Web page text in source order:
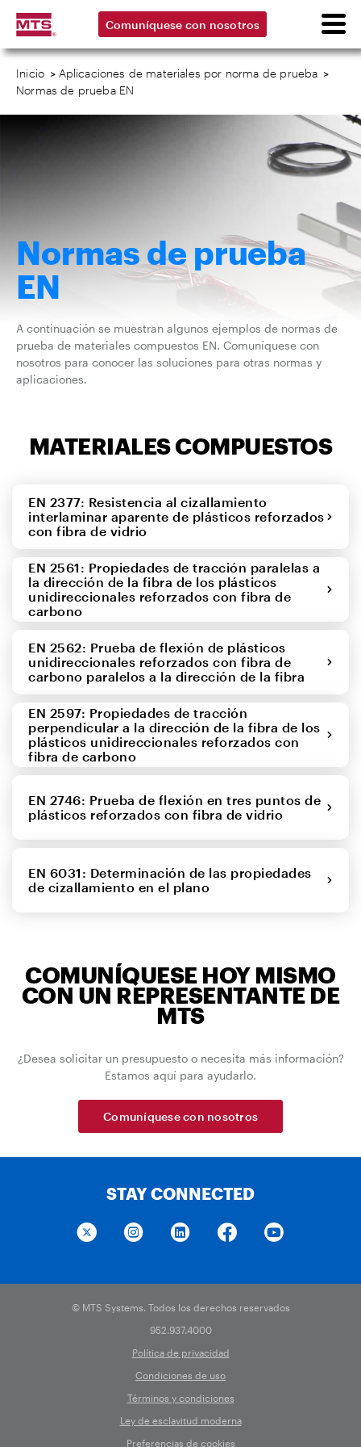
Comuníquese con nosotros
Inicio > Aplicaciones de materiales por norma de prueba >
Normas de prueba EN
Normas de prueba
EN
A continuación se muestran algunos ejemplos de normas de
prueba de materiales compuestos EN. Comuníquese con
nosotros para conocer las soluciones para otras normas y
aplicaciones.
MATERIALES COMPUESTOS
EN 2377: Resistencia al cizallamiento
interlaminar aparente de plásticos reforzados
con fibra de vidrio
EN 2561: Propiedades de tracción paralelas a
la dirección de la fibra de los plásticos
unidireccionales reforzados con fibra de
carbono
EN 2562: Prueba de flexión de plásticos
unidireccionales reforzados con fibra de
carbono paralelos a la dirección de la fibra
EN 2597: Propiedades de tracción
perpendicular a la dirección de la fibra de los
plásticos unidireccionales reforzados con
fibra de carbono
EN 2746: Prueba de flexión en tres puntos de
plásticos reforzados con fibra de vidrio
EN 6031: Determinación de las propiedades
de cizallamiento en el plano
COMUNÍQUESE HOY MISMO
CON UN REPRESENTANTE DE
MTS
¿Desea solicitar un presupuesto o necesita más información?
Estamos aquí para ayudarlo.
Comuníquese con nosotros
STAY CONNECTED
© MTS Systems. Todos los derechos reservados
952.937.4000
Política de privacidad
Condiciones de uso
Términos y condiciones
Ley de esclavitud moderna
Preferencias de cookies